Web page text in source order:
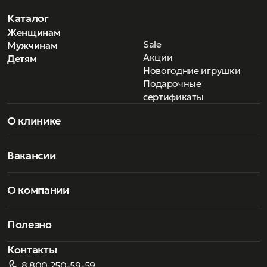
Каталог
Женщинам
Мужчинам
Детям
Sale
Акции
Новогодние игрушки
Подарочные
сертификаты
О клинике
Вакансии
О компании
Полезно
Контакты